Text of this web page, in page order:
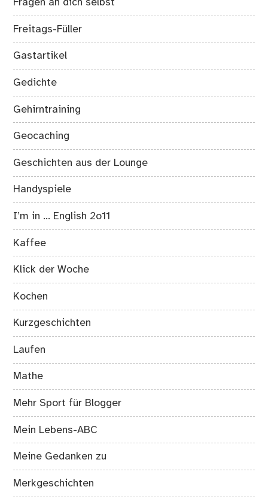
Fragen an dich selbst
Freitags-Füller
Gastartikel
Gedichte
Gehirntraining
Geocaching
Geschichten aus der Lounge
Handyspiele
I’m in … English 2o11
Kaffee
Klick der Woche
Kochen
Kurzgeschichten
Laufen
Mathe
Mehr Sport für Blogger
Mein Lebens-ABC
Meine Gedanken zu
Merkgeschichten